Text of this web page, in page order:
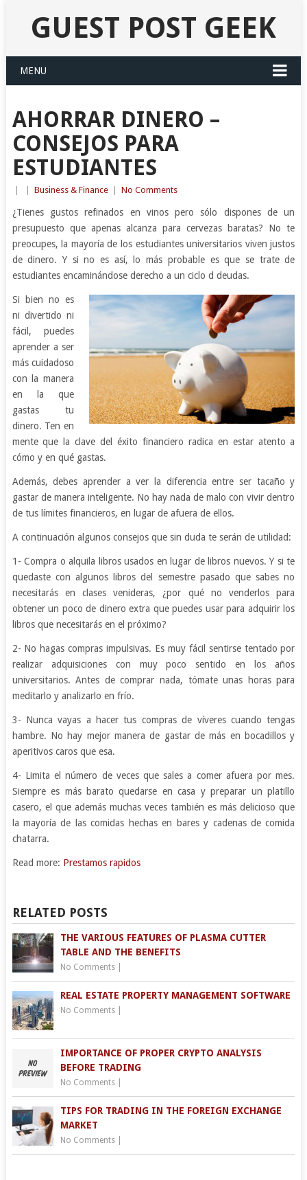
GUEST POST GEEK
MENU
AHORRAR DINERO –
CONSEJOS PARA
ESTUDIANTES
Business & Finance No Comments
¿Tienes gustos refinados en vinos pero sólo dispones de un
presupuesto que apenas alcanza para cervezas baratas? No te
preocupes, la mayoría de los estudiantes universitarios viven justos
de dinero. Y si no es así, lo más probable es que se trate de
estudiantes encaminándose derecho a un ciclo d deudas.
Si bien no es
ni divertido ni
fácil, puedes
aprender a ser
más cuidadoso
con la manera
en la que
gastas tu
dinero. Ten en
mente que la clave del éxito financiero radica en estar atento a
cómo y en qué gastas.
Además, debes aprender a ver la diferencia entre ser tacaño y
gastar de manera inteligente. No hay nada de malo con vivir dentro
de tus límites financieros, en lugar de afuera de ellos.
A continuación algunos consejos que sin duda te serán de utilidad:
1- Compra o alquila libros usados en lugar de libros nuevos. Y si te
quedaste con algunos libros del semestre pasado que sabes no
necesitarás en clases venideras, ¿por qué no venderlos para
obtener un poco de dinero extra que puedes usar para adquirir los
libros que necesitarás en el próximo?
2- No hagas compras impulsivas. Es muy fácil sentirse tentado por
realizar adquisiciones con muy poco sentido en los años
universitarios. Antes de comprar nada, tómate unas horas para
meditarlo y analizarlo en frío.
3- Nunca vayas a hacer tus compras de víveres cuando tengas
hambre. No hay mejor manera de gastar de más en bocadillos y
aperitivos caros que esa.
4- Limita el número de veces que sales a comer afuera por mes.
Siempre es más barato quedarse en casa y preparar un platillo
casero, el que además muchas veces también es más delicioso que
la mayoría de las comidas hechas en bares y cadenas de comida
chatarra.
Read more: Prestamos rapidos
RELATED POSTS
THE VARIOUS FEATURES OF PLASMA CUTTER
TABLE AND THE BENEFITS
No Comments|
REAL ESTATE PROPERTY MANAGEMENT SOFTWARE
No Comments|
IMPORTANCE OF PROPER CRYPTO ANALYSIS
BEFORE TRADING
No Comments|
TIPS FOR TRADING IN THE FOREIGN EXCHANGE
MARKET
No Comments|